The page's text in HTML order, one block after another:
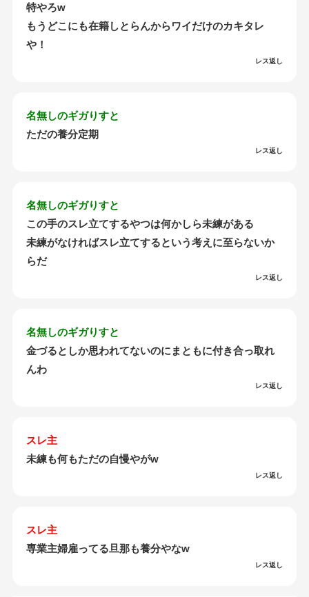
特やろw
もうどこにも在籍しとらんからワイだけのカキタレ
や！
レス返し
名無しのギガりすと
ただの養分定期
レス返し
名無しのギガりすと
この手のスレ立てするやつは何かしら未練がある
未練がなければスレ立てするという考えに至らないか
らだ
レス返し
名無しのギガりすと
金づるとしか思われてないのにまともに付き合っ取れ
んわ
レス返し
スレ主
未練も何もただの自慢やがw
レス返し
スレ主
専業主婦雇ってる旦那も養分やなw
レス返し